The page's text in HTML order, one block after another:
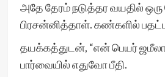
அதே தேரம் நடுத்தர வயதில்
பிரசன்னித்தாள். கண்களில்
தயக்கத்துடன், “என் பெயர்
பார்வையில் எதுவோ பீதி.